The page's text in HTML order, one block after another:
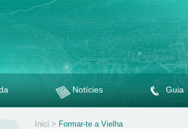
Notícies Guia
Inici > Formar-te a Vielha